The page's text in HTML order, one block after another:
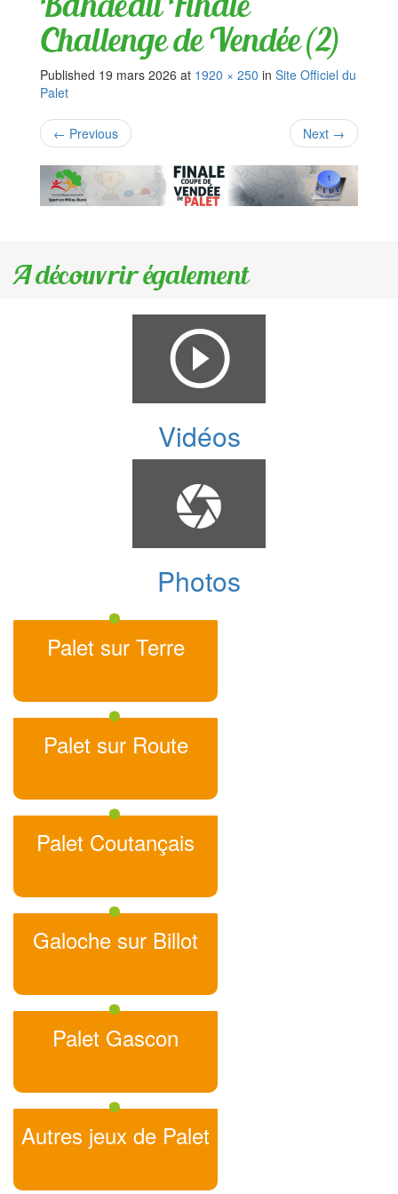
Challenge de Vendée (2)
Published 19 mars 2026 at 1920 × 250 in Site Officiel du
Palet
← Previous Next →
A découvrir également
Vidéos
Photos
Palet sur Terre
Palet sur Route
Palet Coutançais
Galoche sur Billot
Palet Gascon
Autres jeux de Palet